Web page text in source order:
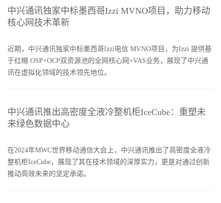
中兴通讯独家中标墨西哥Izzi MVNO项目，助力移动
核心网技术革新
近期，中兴通讯独家中标墨西哥Izzi电信 MVNO项目，为Izzi 提供基
于红帽 OSP+OCP双资源池的全网核心网+VAS业务，展现了中兴通
讯在虚拟化领域的技术领先地位。
中兴通讯推出高密度全液冷整机柜IceCube：重塑未
来绿色数据中心
在2024年MWC世界移动通信大会上，中兴通讯推出了高密度全液冷
整机柜IceCube，展现了其在技术领域的深厚实力，更是对通过创新
推动高效未来的坚定承诺。